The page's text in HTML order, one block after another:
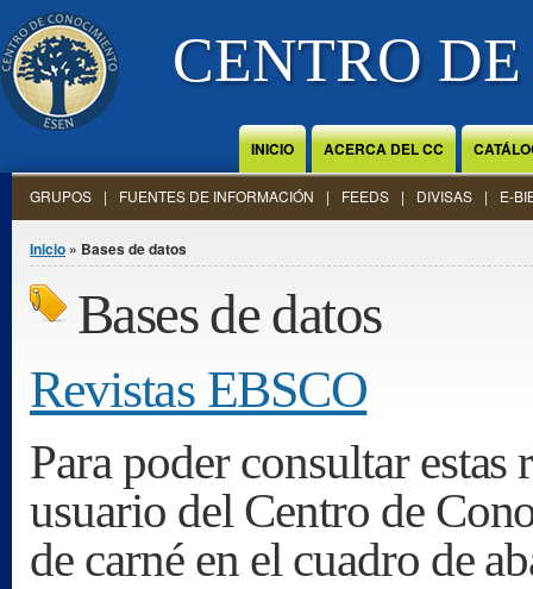
Jump to Content
CENTRO
INICIO ACERCA DEL CC
GRUPOS FUENTES DE INFORMACIÓN FEEDS DIVISAS E-
Se encuentra usted aquí
Inicio » Bases de datos
Bases de datos
Revistas EBSCO
Para poder consultar
usuario del Centro de
de carné en el cuadro de